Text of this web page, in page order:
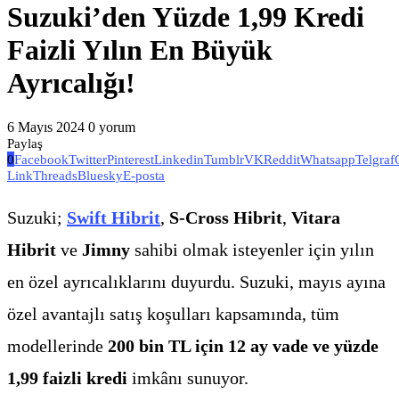
Suzuki’den Yüzde 1,99 Kredi
Faizli Yılın En Büyük
Ayrıcalığı!
6 Mayıs 2024 0 yorum
Paylaş
0FacebookTwitterPinterestLinkedinTumblrVKRedditWhatsappTelgraf
LinkThreadsBlueskyE-posta
Suzuki; Swift Hibrit, S-Cross Hibrit, Vitara
Hibrit ve Jimny sahibi olmak isteyenler için yılın
en özel ayrıcalıklarını duyurdu. Suzuki, mayıs ayına
özel avantajlı satış koşulları kapsamında, tüm
modellerinde 200 bin TL için 12 ay vade ve yüzde
1,99 faizli kredi imkânı sunuyor.